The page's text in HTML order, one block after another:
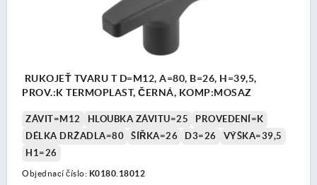
RUKOJEŤ TVARU T D=M12, A=80, B=26, H=39,5,
PROV.:K TERMOPLAST, ČERNÁ, KOMP:MOSAZ
ZÁVIT=M12 HLOUBKA ZÁVITU=25
PROVEDENÍ=K
DÉLKA DRŽADLA=80
ŠÍŘKA=26 D3=26
VÝŠKA=39,5
H1=26
Objednací číslo: K0180.18012